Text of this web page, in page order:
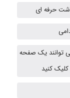
توانند یک صفحه
کنید